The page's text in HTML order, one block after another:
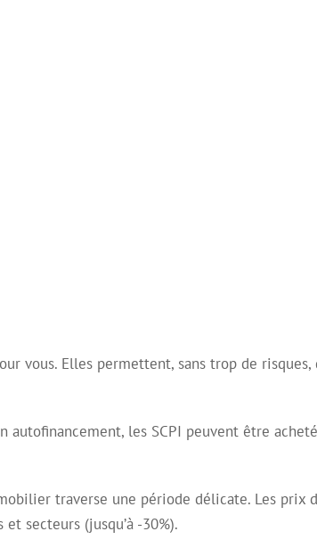
vous. Elles permettent, sans trop de
les SCPI peuvent être
traverse une période délicate. Les
secteurs (jusqu’à -30%).